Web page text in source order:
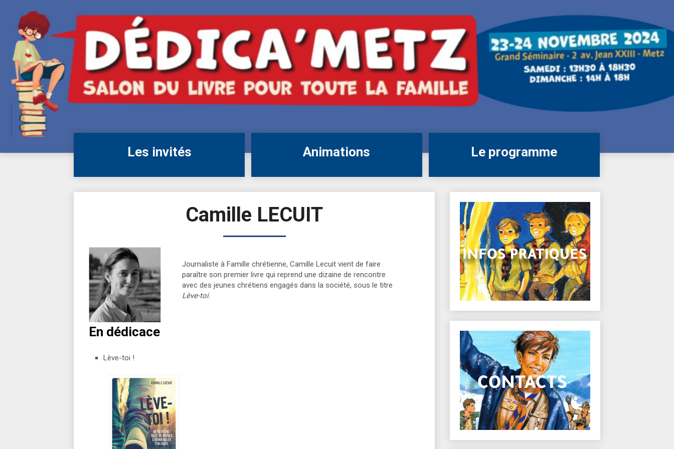
content
Les invités Animations Le programme
Camille LECUIT
Journaliste à Famille chrétienne, Camille Lecuit vient de faire
paraître son premier livre qui reprend une dizaine de rencontre
avec des jeunes chrétiens engagés dans la société, sous le titre
Lève-toi.
En dédicace
Lève-toi !